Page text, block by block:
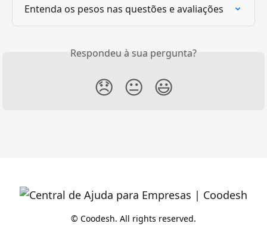
Entenda os pesos nas questões e avaliações
Respondeu à sua pergunta?
😞 😐 😃
© Coodesh. All rights reserved.